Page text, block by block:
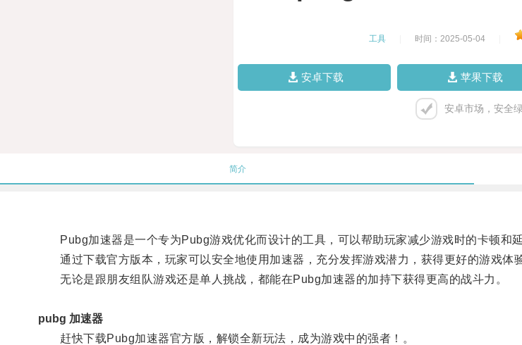
工具 时间：2025-05-04
安卓下载 苹果下载
安卓市场，安全
简介
Pubg加速器是一个专为Pubg游戏优化而设计的工具，可以帮助玩家减少游戏时的卡顿和延
通过下载官方版本，玩家可以安全地使用加速器，充分发挥游戏潜力，获得更好的游戏体验
无论是跟朋友组队游戏还是单人挑战，都能在Pubg加速器的加持下获得更高的战斗力。
pubg 加速器
赶快下载Pubg加速器官方版，解锁全新玩法，成为游戏中的强者！。